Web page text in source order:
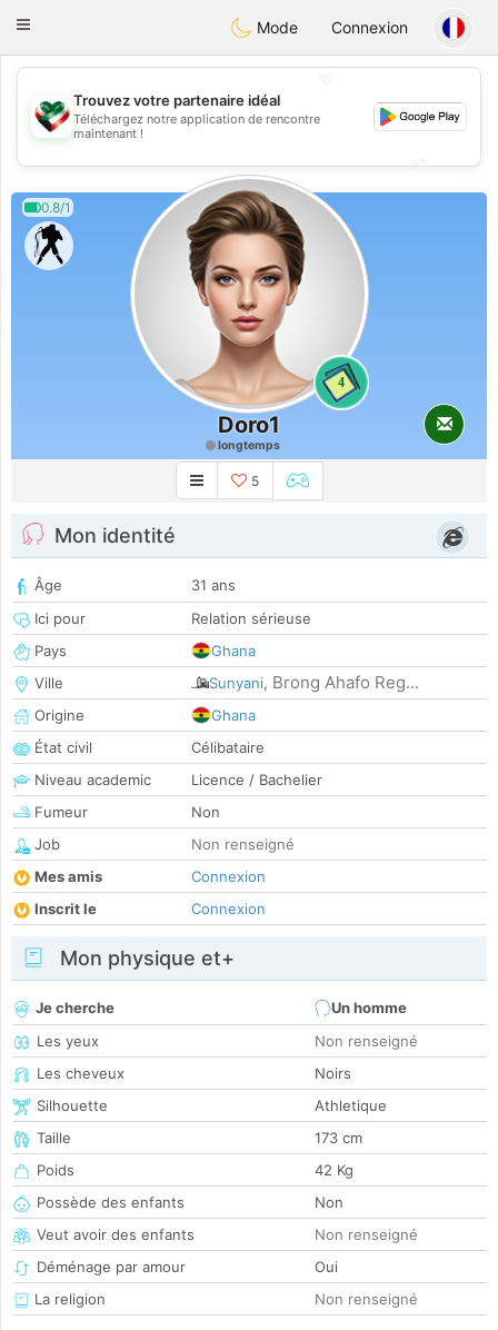
KuwaitChat
Toggle
Mode Connexion
💖
💕
Trouvez votre partenaire idéal
Téléchargez notre application de rencontre
maintenant !
0.8/1
4
Doro1
longtemps
5
Mon identité
Âge
31 ans
Ici pour
Relation sérieuse
Pays
Ghana
Ville
Sunyani, Brong Ahafo Reg...
Origine
Ghana
État civil
Célibataire
Niveau academic
Licence / Bachelier
Fumeur
Non
Job
Non renseigné
Mes amis
Connexion
Inscrit le
Connexion
Mon physique et+
Je cherche
Un homme
Les yeux
Non renseigné
Les cheveux
Noirs
Silhouette
Athletique
Taille
173 cm
Poids
42 Kg
Possède des enfants
Non
Veut avoir des enfants
Non renseigné
Déménage par amour
Oui
La religion
Non renseigné